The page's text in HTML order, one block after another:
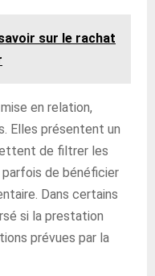
sur le rachat
en relation,
Elles présentent un
de filtrer les
de bénéficier
Dans certains
si la prestation
prévues par la